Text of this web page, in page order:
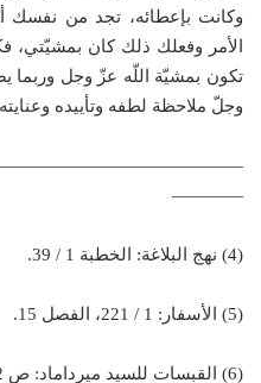
وكانت بإعطائه، تجد من نفسك
الأمر وفعلك ذلك كان بمشيّتي،
تكون بمشيّة اللّه عزّ وجل وربما
وجلّ ملاحظة لطفه وتأييده
————
(4) نهج البلاغة: الخطبة 1 / 39.
(5) الأسفار: 1 / 221، الفصل 15.
(6) القبسات للسيد ميرداماد: ص 322.